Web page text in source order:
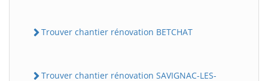
Trouver chantier rénovation BETCHAT
Trouver chantier rénovation SAVIGNAC-LES-